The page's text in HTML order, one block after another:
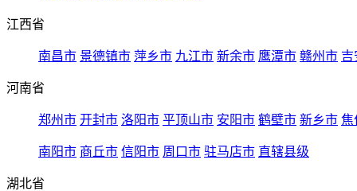
江西省
南昌市 景德镇市 萍乡市 九江市 新余市 鹰潭市 赣州市 吉
河南省
郑州市 开封市 洛阳市 平顶山市 安阳市 鹤壁市 新乡市 焦
南阳市 商丘市 信阳市 周口市 驻马店市 直辖县级
湖北省